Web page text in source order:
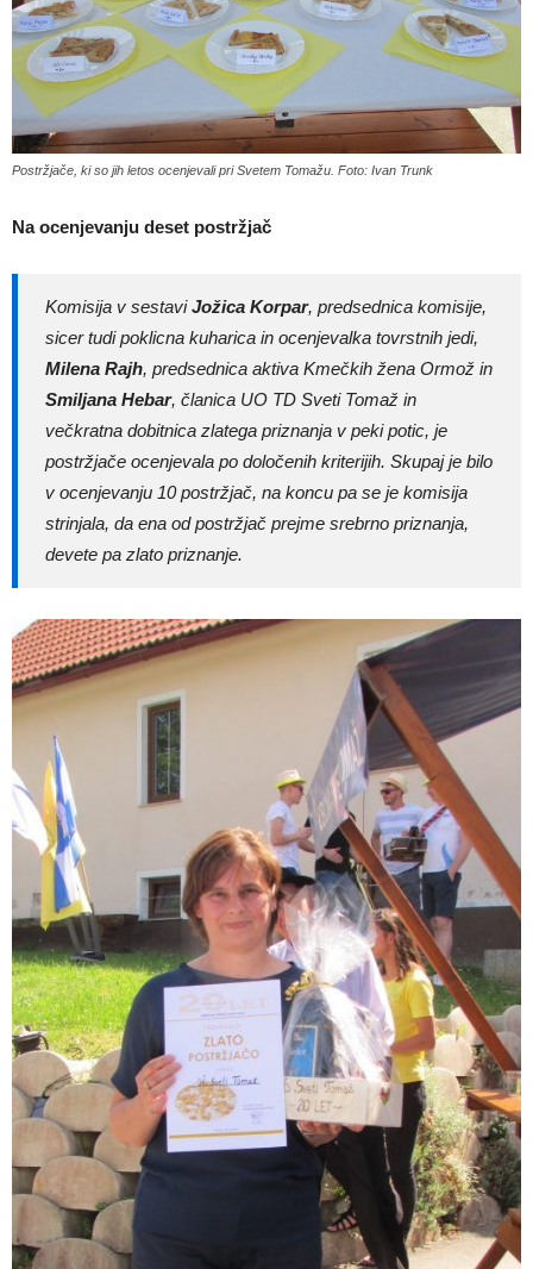
Postržjače, ki so jih letos ocenjevali pri Svetem Tomažu. Foto: Ivan Trunk
Na ocenjevanju deset postržjač
Komisija v sestaviJožica Korpar, predsednica komisije,
sicer tudi poklicna kuharica in ocenjevalka tovrstnih jedi,
Milena Rajh, predsednica aktiva Kmečkih žena Ormož in
Smiljana Hebar, članica UO TD Sveti Tomaž in
večkratna dobitnica zlatega priznanja v peki potic, je
postržjače ocenjevala po določenih kriterijih. Skupaj je bilo
v ocenjevanju 10 postržjač, na koncu pa se je komisija
strinjala, da ena od postržjač prejme srebrno priznanja,
devete pa zlato priznanje.